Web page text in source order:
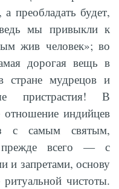
преобладать будет,
ведь мы привыкли к
жив человек»; во
дорогая вещь в
мудрецов и
пристрастия! В
отношение индийцев
с самым святым,
всего — с
и запретами, основу
ритуальной чистоты.